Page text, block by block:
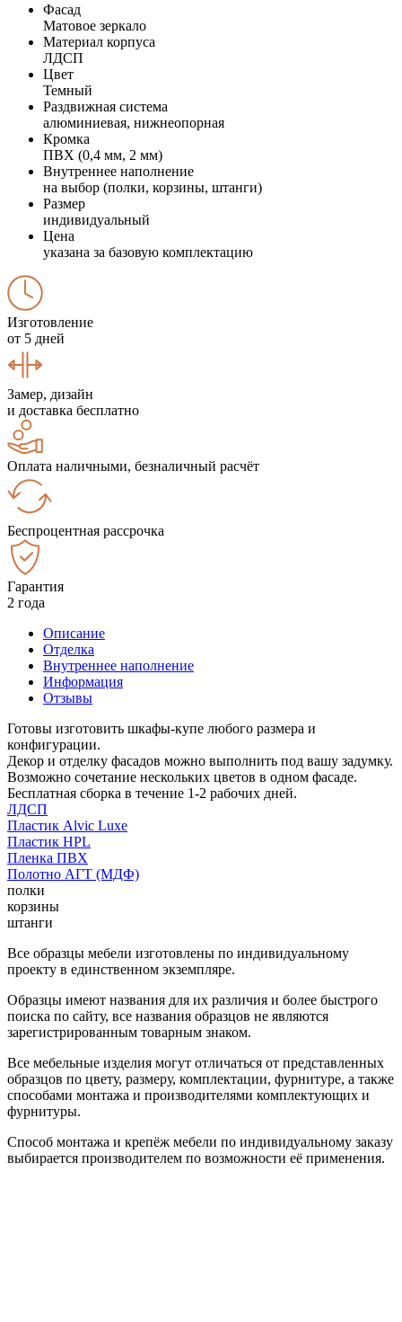
Фасад
Матовое зеркало
Материал корпуса
ЛДСП
Цвет
Темный
Раздвижная система
алюминиевая, нижнеопорная
Кромка
ПВХ (0,4 мм, 2 мм)
Внутреннее наполнение
на выбор (полки, корзины, штанги)
Размер
индивидуальный
Цена
указана за базовую комплектацию
Изготовление
от 5 дней
Замер, дизайн
и доставка бесплатно
Оплата наличными, безналичный расчёт
Беспроцентная рассрочка
Гарантия
2 года
Описание
Отделка
Внутреннее наполнение
Информация
Отзывы
Готовы изготовить шкафы-купе любого размера и
конфигурации.
Декор и отделку фасадов можно выполнить под вашу задумку.
Возможно сочетание нескольких цветов в одном фасаде.
Бесплатная сборка в течение 1-2 рабочих дней.
ЛДСП
Пластик Alvic Luxe
Пластик HPL
Пленка ПВХ
Полотно АГТ (МДФ)
полки
корзины
штанги
Все образцы мебели изготовлены по индивидуальному
проекту в единственном экземпляре.
Образцы имеют названия для их различия и более быстрого
поиска по сайту, все названия образцов не являются
зарегистрированным товарным знаком.
Все мебельные изделия могут отличаться от представленных
образцов по цвету, размеру, комплектации, фурнитуре, а также
способами монтажа и производителями комплектующих и
фурнитуры.
Способ монтажа и крепёж мебели по индивидуальному заказу
выбирается производителем по возможности её применения.